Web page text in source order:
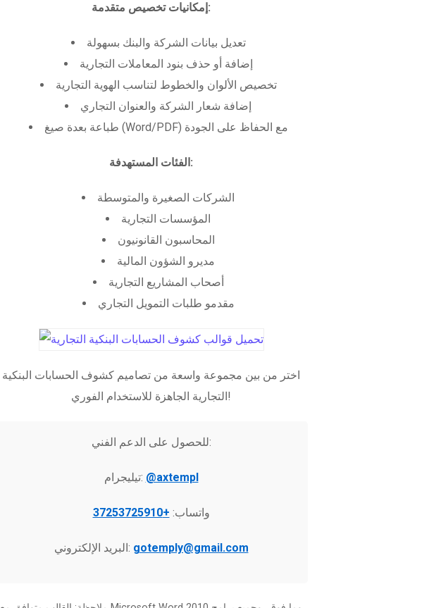
إمكانيات تخصيص متقدمة:
تعديل بيانات الشركة والبنك بسهولة
إضافة أو حذف بنود المعاملات التجارية
تخصيص الألوان والخطوط لتناسب الهوية التجارية
إضافة شعار الشركة والعنوان التجاري
طباعة بعدة صيغ (Word/PDF) مع الحفاظ على الجودة
الفئات المستهدفة:
الشركات الصغيرة والمتوسطة
المؤسسات التجارية
المحاسبون القانونيون
مديرو الشؤون المالية
أصحاب المشاريع التجارية
مقدمو طلبات التمويل التجاري
اختر من بين مجموعة واسعة من تصاميم كشوف الحسابات البنكية
التجارية الجاهزة للاستخدام الفوري!
للحصول على الدعم الفني:
تيليجرام: @axtempl
واتساب: +37253725910
البريد الإلكتروني: gotemply@gmail.com